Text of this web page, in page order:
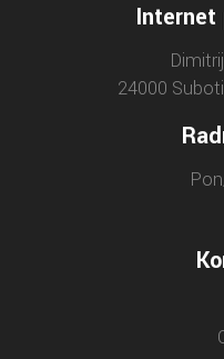
Internet
24000